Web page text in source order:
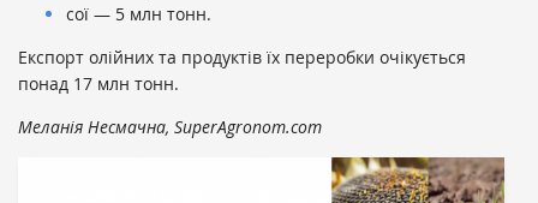
сої — 5 млн тонн.
Експорт олійних та продуктів їх переробки очікується
понад 17 млн тонн.
Меланія Несмачна, SuperAgronom.com